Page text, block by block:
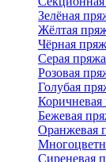
Зелёная
Жёлтая
Чёрная
Серая пряжа
Розовая
Голубая
Коричневая
Бежевая
Оранжевая
Сиреневая